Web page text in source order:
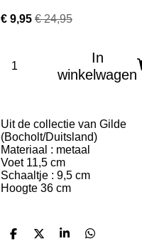
€ 9,95 € 24,95
In
winkelwagen
Uit de collectie van Gilde
(Bocholt/Duitsland)
Materiaal : metaal
Voet 11,5 cm
Schaaltje : 9,5 cm
Hoogte 36 cm
D
D
S
D